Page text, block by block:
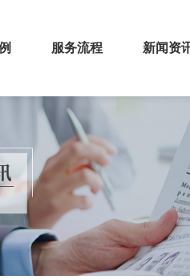
服务流程 新闻资